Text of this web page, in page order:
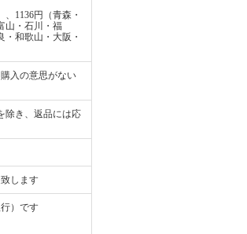
1136円（青森・
山・石川・福
和歌山・大阪・
入の意思がない
除き、返品には応
します
）です